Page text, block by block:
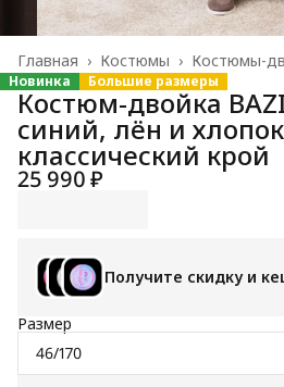
Костюмы-
Костюмы ›
Главная ›
Новинка Большие размеры
Костюм-двойка
синий, лён и
классический крой
25 990 ₽
Получите скидку и
Размер
46/170